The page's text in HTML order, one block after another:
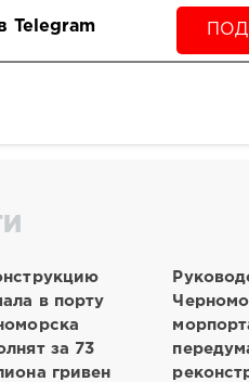
Telegram
в порту
за 73
гривен